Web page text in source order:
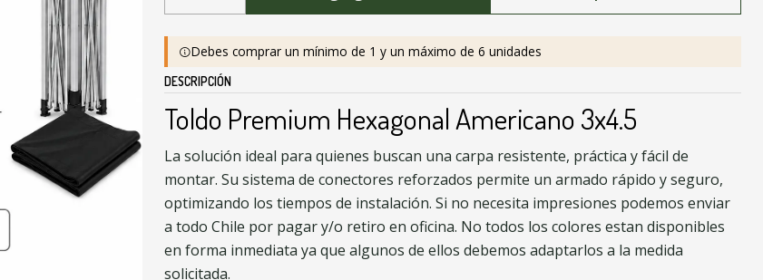
Debes comprar un mínimo de 1 y un máximo de 6 unidades
DESCRIPCIÓN
Toldo Premium Hexagonal Americano 3x4.5
La solución ideal para quienes buscan una carpa resistente, práctica y fácil de
montar. Su sistema de conectores reforzados permite un armado rápido y seguro,
optimizando los tiempos de instalación. Si no necesita impresiones podemos enviar
a todo Chile por pagar y/o retiro en oficina. No todos los colores estan disponibles
en forma inmediata ya que algunos de ellos debemos adaptarlos a la medida
solicitada.